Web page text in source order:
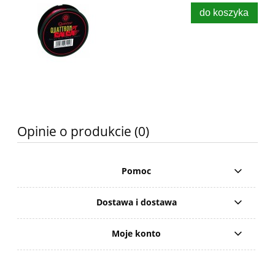
do koszyka
Opinie o produkcie (0)
Pomoc
Dostawa i dostawa
Moje konto